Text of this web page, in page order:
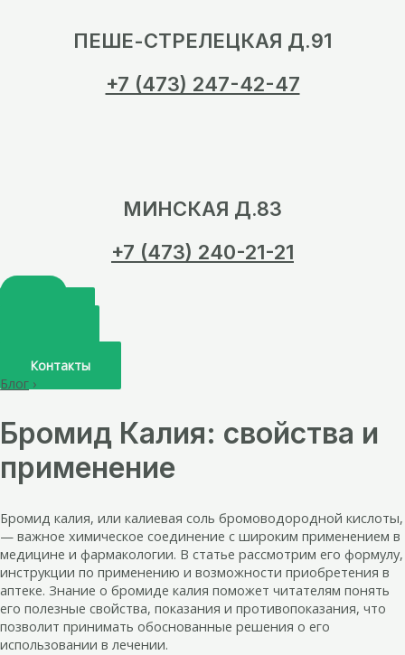
ПЕШЕ-СТРЕЛЕЦКАЯ Д.91
+7 (473) 247-42-47
МИНСКАЯ Д.83
+7 (473) 240-21-21
Контакты
Блог ›
Бромид Калия: свойства и
применение
Бромид калия, или калиевая соль бромоводородной кислоты,
— важное химическое соединение с широким применением в
медицине и фармакологии. В статье рассмотрим его формулу,
инструкции по применению и возможности приобретения в
аптеке. Знание о бромиде калия поможет читателям понять
его полезные свойства, показания и противопоказания, что
позволит принимать обоснованные решения о его
использовании в лечении.